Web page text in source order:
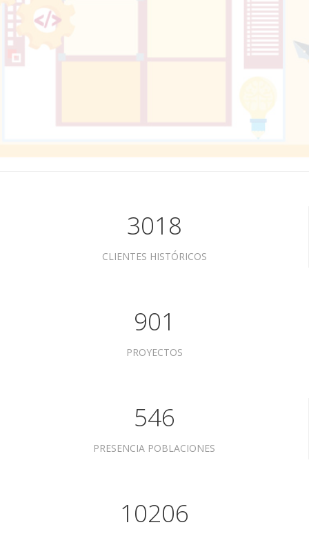
3018
CLIENTES HISTÓRICOS
901
PROYECTOS
546
PRESENCIA POBLACIONES
10206